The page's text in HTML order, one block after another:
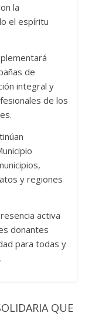
la
el espíritu
de
integral y
de los
y regiones
activa
donantes
para todas y
QUE